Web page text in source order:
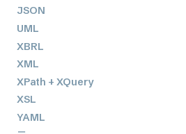
JSON
UML
XBRL
XML
XPath + XQuery
XSL
YAML